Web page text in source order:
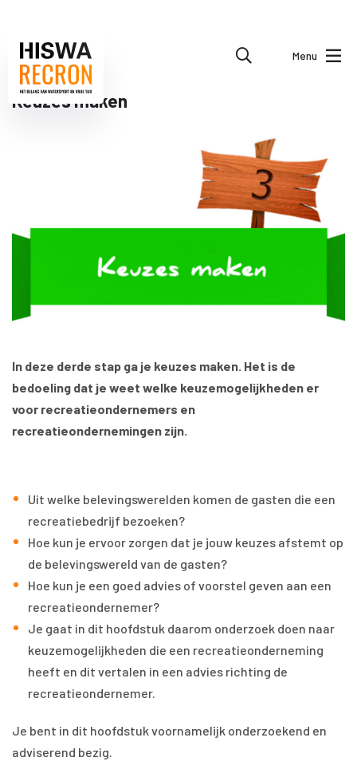
Menu
Keuzes maken
In deze derde stap ga je keuzes maken. Het is de
bedoeling dat je weet welke keuzemogelijkheden er
voor recreatieondernemers en
recreatieondernemingen zijn.
Uit welke belevingswerelden komen de gasten die een
recreatiebedrijf bezoeken?
Hoe kun je ervoor zorgen dat je jouw keuzes afstemt op
de belevingswereld van de gasten?
Hoe kun je een goed advies of voorstel geven aan een
recreatieondernemer?
Je gaat in dit hoofdstuk daarom onderzoek doen naar
keuzemogelijkheden die een recreatieonderneming
heeft en dit vertalen in een advies richting de
recreatieondernemer.
Je bent in dit hoofdstuk voornamelijk onderzoekend en
adviserend bezig.